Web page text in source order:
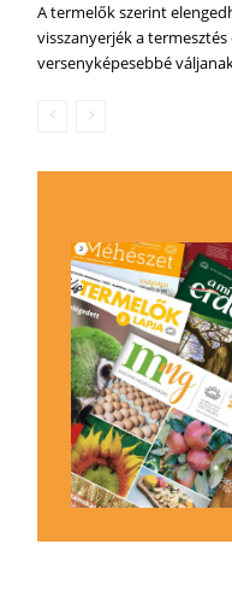
A termelők szerint
visszanyerjék a
versenyképesebbé